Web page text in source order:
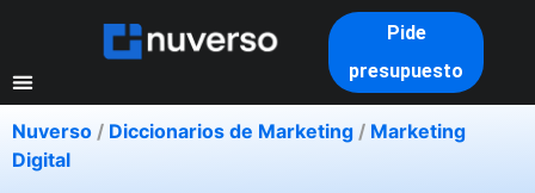
Pide
presupuesto
Nuverso / Diccionarios de Marketing / Marketing
Digital